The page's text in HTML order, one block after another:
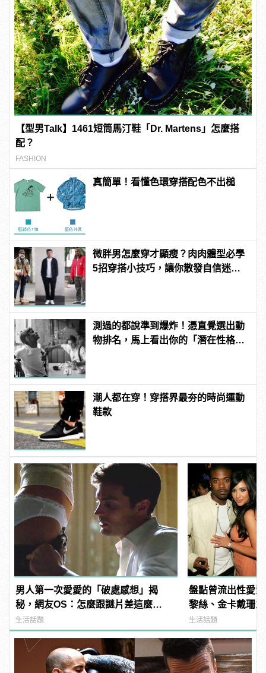
【型男Talk】1461短筒馬汀鞋「Dr. Martens」怎麼搭
配？
FASHION
真簡單！看懂色環穿搭配色不出槌
微胖男怎麼穿才顯瘦？肉肉體型必學
5招穿搭小技巧，讓你散發自信迷人
測過的都說準到爆炸！憑直覺選出動
物排名，馬上看出你的「潛在性格與
潮人都在穿！穿搭界最夯的時尚運動
鞋款
男人第一次愛愛的「破處感想」揭
秘，網友OS：怎麼跟謎片差這麼
多！？
生活話題
盤點曾流出性愛
黎絲、金卡戴珊
生活話題